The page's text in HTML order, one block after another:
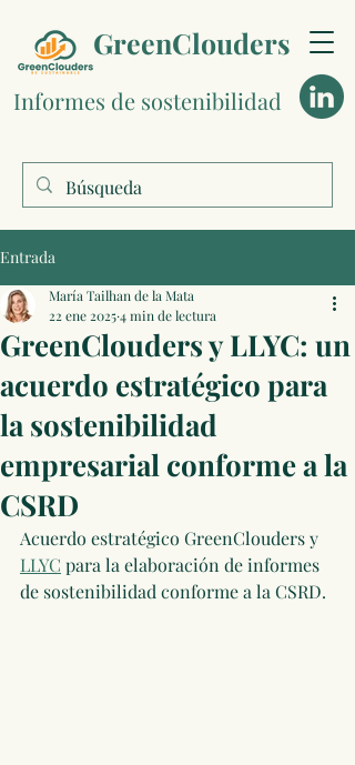
GreenClouders
Informes de sostenibilidad
Entrada
GreenClouders y LLYC: un
acuerdo estratégico para
la sostenibilidad
empresarial conforme a la
CSRD
María Tailhan de la Mata
22 ene 20254 min de lectura
Acuerdo estratégico GreenClouders y
LLYC para la elaboración de informes
de sostenibilidad conforme a la CSRD.